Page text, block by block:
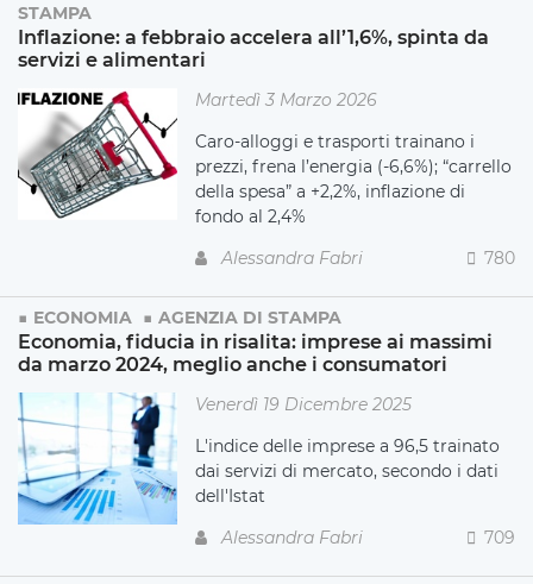
STAMPA
Inflazione: a febbraio accelera all’1,6%, spinta da
servizi e alimentari
Martedì 3 Marzo 2026
Caro-alloggi e trasporti trainano i
prezzi, frena l’energia (-6,6%); “carrello
della spesa” a +2,2%, inflazione di
fondo al 2,4%
Alessandra Fabri
780
ECONOMIA AGENZIA DI STAMPA
Economia, fiducia in risalita: imprese ai massimi
da marzo 2024, meglio anche i consumatori
Venerdì 19 Dicembre 2025
L'indice delle imprese a 96,5 trainato
dai servizi di mercato, secondo i dati
dell'Istat
Alessandra Fabri
709